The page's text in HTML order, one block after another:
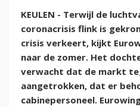
KEULEN - Terwijl de
coronacrisis flink is
crisis verkeert, kijkt
naar de zomer. Het
verwacht dat de markt
aangetrokken, dat er
cabinepersoneel.